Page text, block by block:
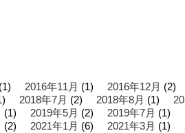
(1) 2016年11月 (1) 2016年12月 (2)
2018年7月 (2) 2018年8月 (1)
(1) 2019年5月 (2) 2019年7月 (1)
(2) 2021年1月 (6) 2021年3月 (1)